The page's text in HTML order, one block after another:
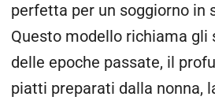
perfetta per un soggiorno in
Questo modello richiama gli
delle epoche passate, il
piatti preparati dalla nonna,